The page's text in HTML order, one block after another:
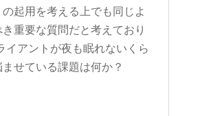
起用を考える上でも同じよ
き重要な質問だと考えており
イアントが夜も眠れないくら
せている課題は何か？